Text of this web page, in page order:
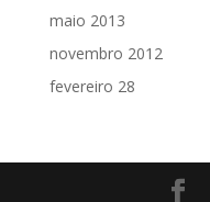
maio 2013
novembro 2012
fevereiro 28